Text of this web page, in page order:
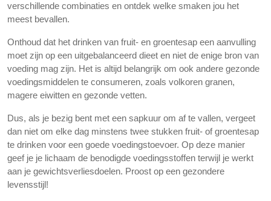
verschillende combinaties en ontdek welke smaken jou het
meest bevallen.
Onthoud dat het drinken van fruit- en groentesap een aanvulling
moet zijn op een uitgebalanceerd dieet en niet de enige bron van
voeding mag zijn. Het is altijd belangrijk om ook andere gezonde
voedingsmiddelen te consumeren, zoals volkoren granen,
magere eiwitten en gezonde vetten.
Dus, als je bezig bent met een sapkuur om af te vallen, vergeet
dan niet om elke dag minstens twee stukken fruit- of groentesap
te drinken voor een goede voedingstoevoer. Op deze manier
geef je je lichaam de benodigde voedingsstoffen terwijl je werkt
aan je gewichtsverliesdoelen. Proost op een gezondere
levensstijl!